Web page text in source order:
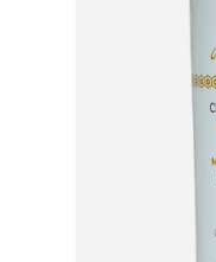
MEDOVÉ DARČEKOVÉ
DOPLNKY KU VČELÍM